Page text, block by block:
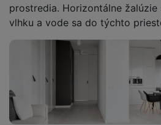
prostredia. Horizontálne
vlhku a vode sa do týchto